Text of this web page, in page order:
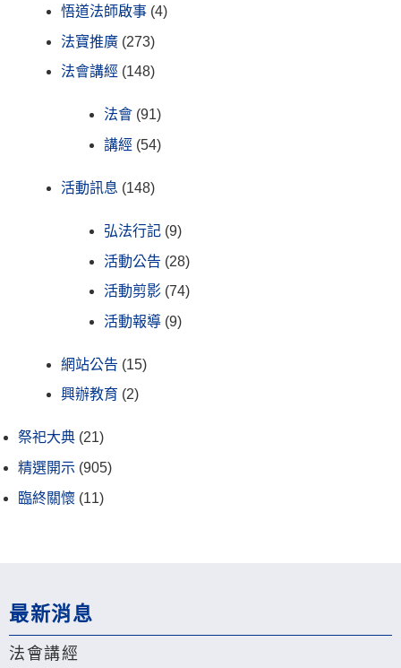
悟道法師啟事 (4)
法寶推廣 (273)
法會講經 (148)
法會 (91)
講經 (54)
活動訊息 (148)
弘法行記 (9)
活動公告 (28)
活動剪影 (74)
活動報導 (9)
網站公告 (15)
興辦教育 (2)
祭祀大典 (21)
精選開示 (905)
臨終關懷 (11)
最新消息
法會講經